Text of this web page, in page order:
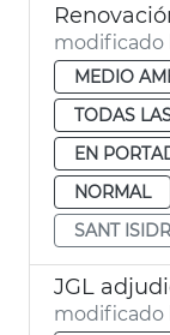
modificado
MEDIO
TODAS
EN
NORMAL
SANT
modificado